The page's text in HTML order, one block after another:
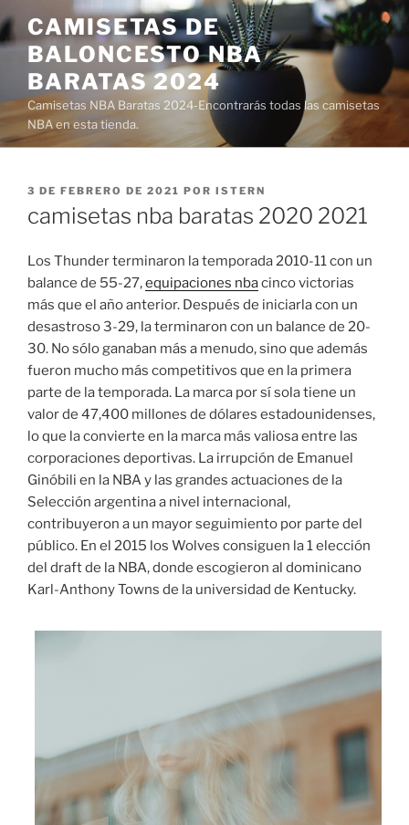
al
contenido
CAMISETAS DE
BALONCESTO NBA
BARATAS 2024
Camisetas NBA Baratas 2024-Encontrarás todas las camisetas
NBA en esta tienda.
PUBLICADO
3 DE FEBRERO DE 2021 POR ISTERN
camisetas nba baratas 2020 2021
Los Thunder terminaron la temporada 2010-11 con un
balance de 55-27,equipaciones nbacinco victorias
más que el año anterior. Después de iniciarla con un
desastroso 3-29, la terminaron con un balance de 20-
30. No sólo ganaban más a menudo, sino que además
fueron mucho más competitivos que en la primera
parte de la temporada. La marca por sí sola tiene un
valor de 47,400 millones de dólares estadounidenses,
lo que la convierte en la marca más valiosa entre las
corporaciones deportivas. La irrupción de Emanuel
Ginóbili en la NBA y las grandes actuaciones de la
Selección argentina a nivel internacional,
contribuyeron a un mayor seguimiento por parte del
público. En el 2015 los Wolves consiguen la 1 elección
del draft de la NBA, donde escogieron al dominicano
Karl-Anthony Towns de la universidad de Kentucky.